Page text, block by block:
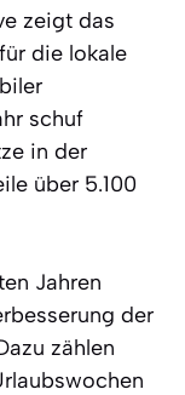
zeigt das
die lokale
schuf
in der
über 5.100
Jahren
der
zählen